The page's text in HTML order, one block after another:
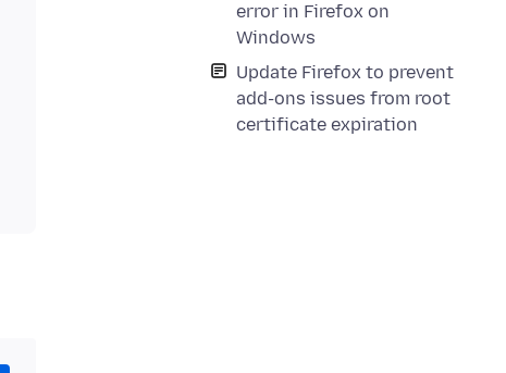
error in Firefox on
Windows
Update Firefox to prevent
add-ons issues from root
certificate expiration